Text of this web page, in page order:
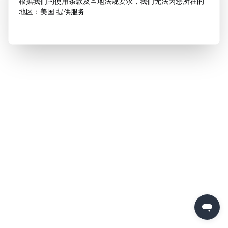
地区：美国 提供服务